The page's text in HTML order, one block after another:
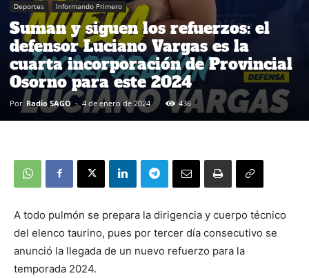
Deportes Informando Primero
Suman y siguen los refuerzos: el
defensor Luciano Vargas es la
cuarta incorporación de Provincial
Osorno para este 2024
Por Radio SAGO - 4 de enero de 2024 436
A todo pulmón se prepara la dirigencia y cuerpo técnico
del elenco taurino, pues por tercer día consecutivo se
anunció la llegada de un nuevo refuerzo para la
temporada 2024.